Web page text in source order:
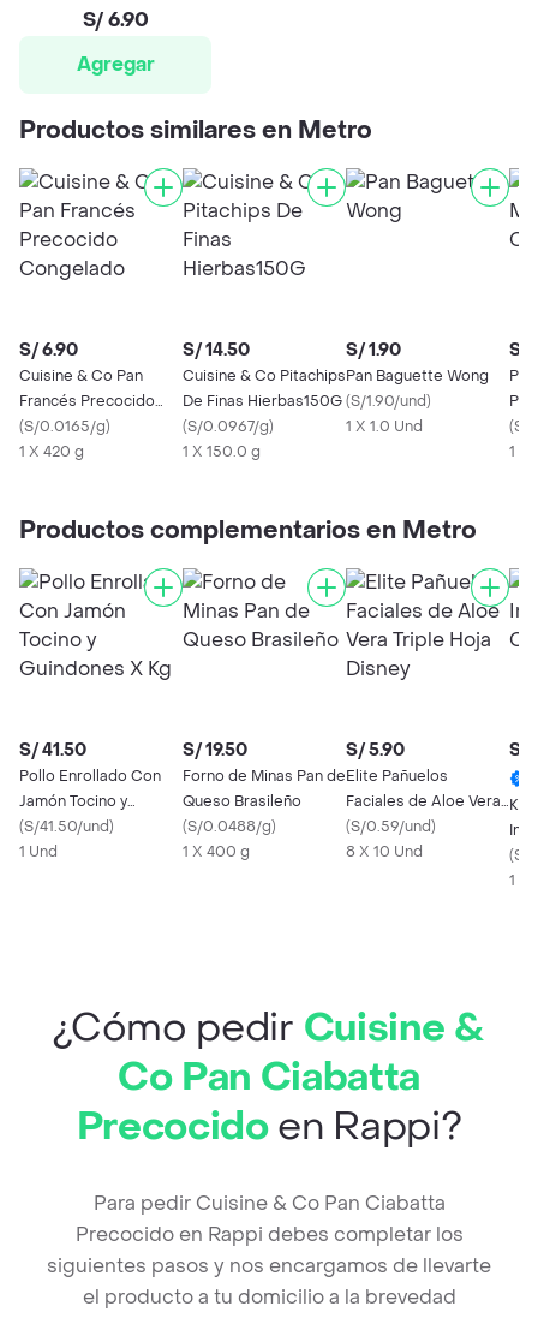
S/ 6.90
Agregar
Productos similares en Metro
S/ 6.90
Cuisine & Co Pan
Francés Precocido
Congelado
(S/0.0165/g)
1 X 420 g
S/ 14.50
Cuisine & Co Pitachips
De Finas Hierbas150G
(S/0.0967/g)
1 X 150.0 g
S/ 1.90
Pan Baguette Wong
(S/1.90/und)
1 X 1.0 Und
S/
Co
(S/
1 x
Productos complementarios en Metro
S/ 41.50
Pollo Enrollado Con
Jamón Tocino y
Guindones X Kg
(S/41.50/und)
1 Und
S/ 19.50
Forno de Minas Pan de
Queso Brasileño
(S/0.0488/g)
1 X 400 g
S/ 5.90
Elite Pañuelos
Faciales de Aloe Vera
Triple Hoja Disney
(S/0.59/und)
8 X 10 Und
S/
(S/
1 x
¿Cómo pedir Cuisine &
Co Pan Ciabatta
Precocidoen Rappi?
Para pedir Cuisine & Co Pan Ciabatta
Precocido en Rappi debes completar los
siguientes pasos y nos encargamos de llevarte
el producto a tu domicilio a la brevedad